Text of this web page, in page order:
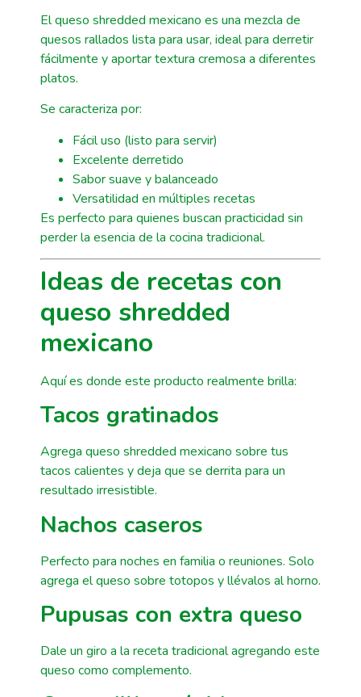
El queso shredded mexicano es una mezcla de
quesos rallados lista para usar, ideal para derretir
fácilmente y aportar textura cremosa a diferentes
platos.
Se caracteriza por:
Fácil uso (listo para servir)
Excelente derretido
Sabor suave y balanceado
Versatilidad en múltiples recetas
Es perfecto para quienes buscan practicidad sin
perder la esencia de la cocina tradicional.
Ideas de recetas con
queso shredded
mexicano
Aquí es donde este producto realmente brilla:
Tacos gratinados
Agrega queso shredded mexicano sobre tus
tacos calientes y deja que se derrita para un
resultado irresistible.
Nachos caseros
Perfecto para noches en familia o reuniones. Solo
agrega el queso sobre totopos y llévalos al horno.
Pupusas con extra queso
Dale un giro a la receta tradicional agregando este
queso como complemento.